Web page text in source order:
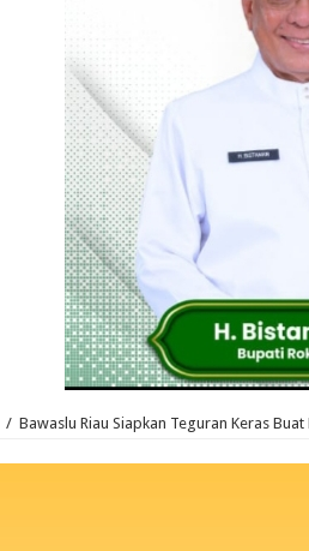
/ Bawaslu Riau Siapkan Teguran Keras